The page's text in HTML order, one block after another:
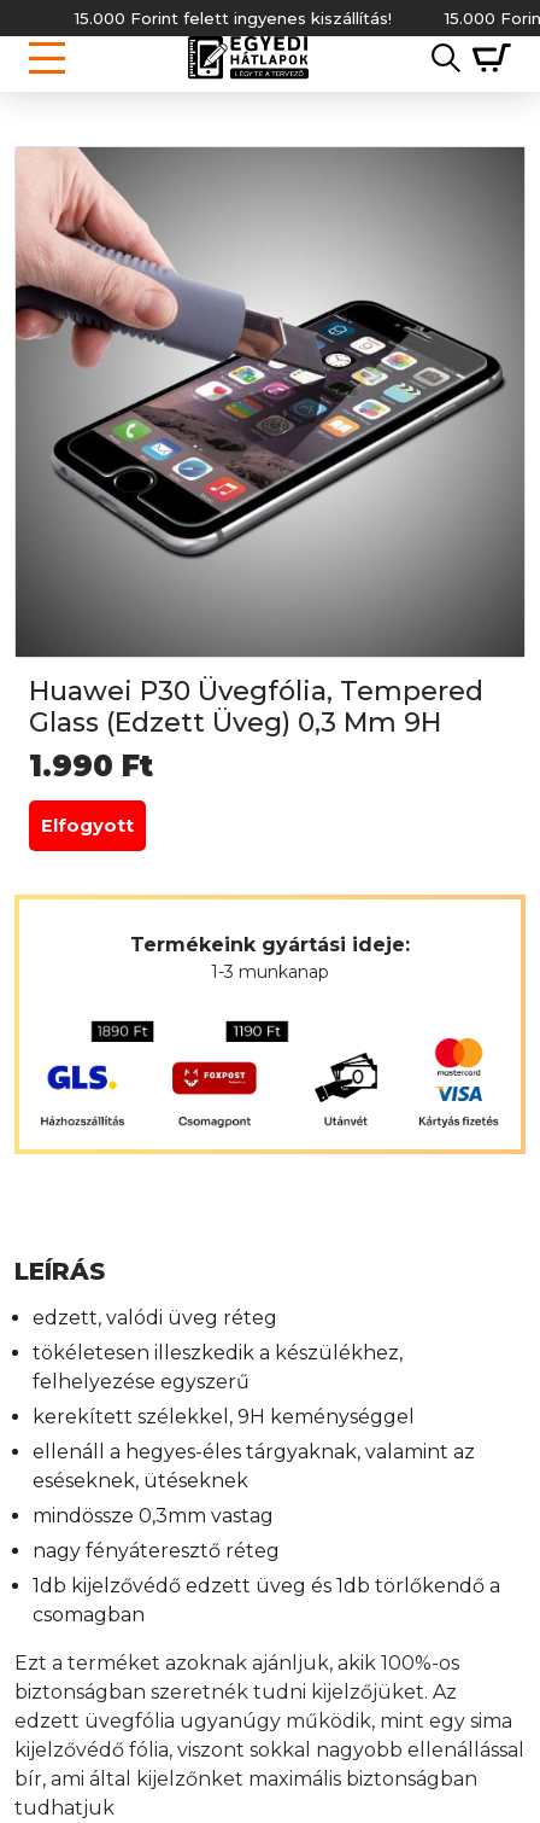
15.000 Forint felett ingyenes kiszállítás! 15.000 Forint
Huawei P30 Üvegfólia, Tempered
Glass (Edzett Üveg) 0,3 Mm 9H
1.990 Ft
Elfogyott
Termékeink gyártási ideje:
1-3 munkanap
LEÍRÁS
edzett, valódi üveg réteg
tökéletesen illeszkedik a készülékhez,
felhelyezése egyszerű
kerekített szélekkel, 9H keménységgel
ellenáll a hegyes-éles tárgyaknak, valamint az
eséseknek, ütéseknek
mindössze 0,3mm vastag
nagy fényáteresztő réteg
1db kijelzővédő edzett üveg és 1db törlőkendő a
csomagban
Ezt a terméket azoknak ajánljuk, akik 100%-os
biztonságban szeretnék tudni kijelzőjüket. Az
edzett üvegfólia ugyanúgy működik, mint egy sima
kijelzővédő fólia, viszont sokkal nagyobb ellenállással
bír, ami által kijelzőnket maximális biztonságban
tudhatjuk